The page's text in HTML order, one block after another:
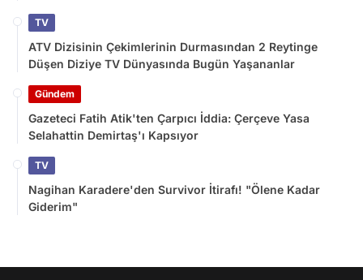
TV
ATV Dizisinin Çekimlerinin Durmasından 2 Reytinge
Düşen Diziye TV Dünyasında Bugün Yaşananlar
Gündem
Gazeteci Fatih Atik'ten Çarpıcı İddia: Çerçeve Yasa
Selahattin Demirtaş'ı Kapsıyor
TV
Nagihan Karadere'den Survivor İtirafı! "Ölene Kadar
Giderim"